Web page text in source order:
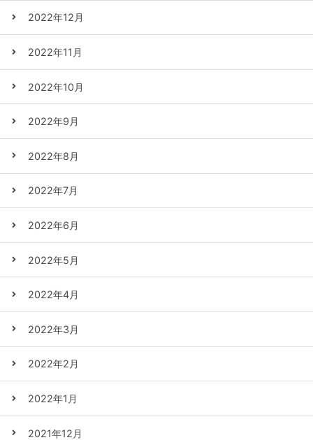
2022年12月
2022年11月
2022年10月
2022年9月
2022年8月
2022年7月
2022年6月
2022年5月
2022年4月
2022年3月
2022年2月
2022年1月
2021年12月